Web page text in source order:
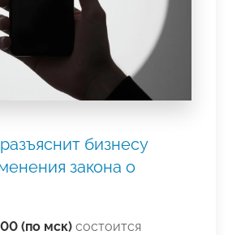
бизнесу
закона о
(по мск) состоится